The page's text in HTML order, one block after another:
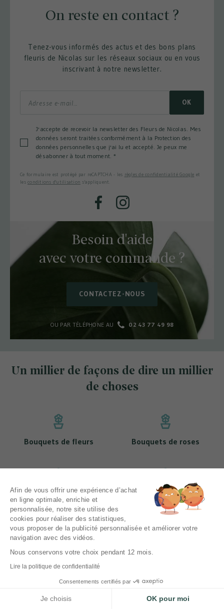
On reste en contact ?
Tenez-vous informés des actus et des bons plans
fleuris de Nicolas sur les réseaux sociaux ou en vous
inscrivant à notre newsletter.
OK
J'accepte de recevoir la newsletter des Fleurs de Nicolas. Mes
données seront traitées conformément à la Protection des
données personnelles que j'ai lu et accepté. Je peux me
désabonner à tout moment. *
Ce formulaire est protégé par reCAPTCHA - les règles de confidentialité Google et
les conditions d'utilisation s'appliquent.
FacebookInstagram
Besoin d'aide
avec votre commande ?
CONTACTEZ-NOUS
OU PAR TÉLÉPHONE AU 02 43 77 49 98
Un millier de façons de dire un millier
de choses
Bouquets de fleurs Bouquets de roses
Nos bouquets de tulipes Nos bouquets de muguet
Mentions légales
CGV
Politique de protection des données personnelles
Contactez-nous
Afin de vous offrir une expérience d’achat
en ligne optimale, enrichie et
personnalisée, notre site utilise des
cookies pour réaliser des statistiques,
vous proposer de la publicité personnalisée et améliorer votre
navigation avec des vidéos.
Nous conservons votre choix pendant 12 mois.
Lire la politique de confidentialité
Consentements certifiés par
Je choisis OK pour moi